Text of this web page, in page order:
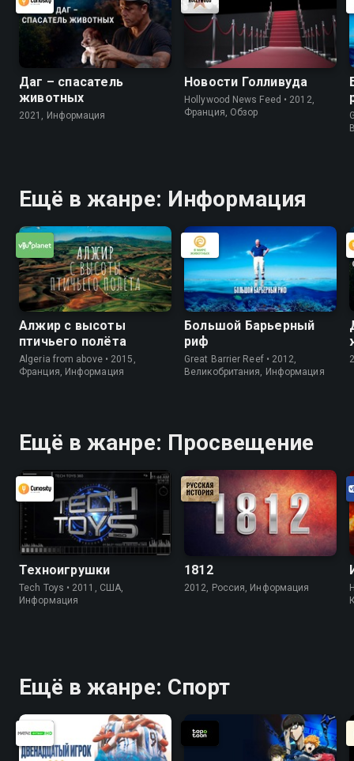
Даг – спасатель
животных
2021, Информация
Новости Голливуда
Hollywood News Feed • 2012,
Франция, Обзор
Ещё в жанре: Информация
Алжир с высоты
птичьего полёта
Algeria from above • 2015,
Франция, Информация
Большой Барьерный
риф
Great Barrier Reef • 2012,
Великобритания, Информация
Ещё в жанре: Просвещение
Техноигрушки
Tech Toys • 2011, США,
Информация
1812
2012, Россия, Информация
Ещё в жанре: Спорт